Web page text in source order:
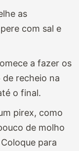
as
com sal e
a fazer os
recheio na
o final.
pirex, como
de molho
para